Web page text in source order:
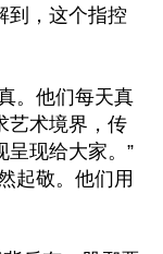
到，这个指控
。他们每天真
艺术境界，传
呈现给大家。”
起敬。他们用